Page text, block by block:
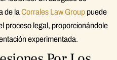
de la Corrales Law Group puede
proceso legal, proporcionándole
experimentada.